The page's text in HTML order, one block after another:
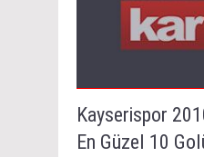
Kayserispor
En Güzel 10